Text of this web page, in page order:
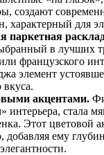
создают
характерный для
паркетная
в лучших
французского
элемент
вкуса.
акцентами.
интерьера, стала
Этот цветовой
добавляя ему